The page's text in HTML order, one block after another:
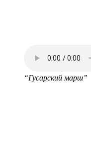
“Гусарский марш”